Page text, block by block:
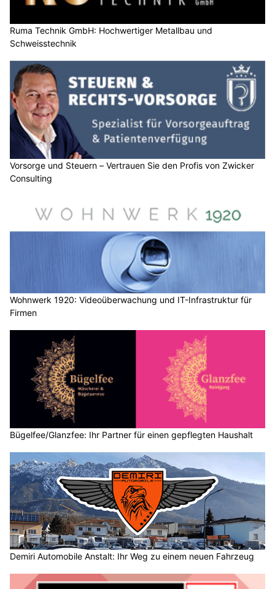
Ruma Technik GmbH: Hochwertiger Metallbau und
Schweisstechnik
Vorsorge und Steuern – Vertrauen Sie den Profis von Zwicker
Consulting
Wohnwerk 1920: Videoüberwachung und IT-Infrastruktur für
Firmen
Bügelfee/Glanzfee: Ihr Partner für einen gepflegten Haushalt
Demiri Automobile Anstalt: Ihr Weg zu einem neuen Fahrzeug